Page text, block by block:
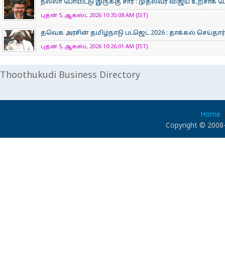
நல்லா போயிட்டு இருக்கு சார் : முதல்வர் விஜய் உற்சாக
புதன் 5, ஆகஸ்ட் 2026 10:35:08 AM (IST)
தவெக அரசின் தமிழ்நாடு பட்ஜெட் 2026 : தாக்கல்
புதன் 5, ஆகஸ்ட் 2026 10:26:01 AM (IST)
Thoothukudi Business Directory
Home
Copyright ©